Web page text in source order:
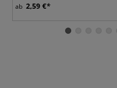
ab 2,59 €